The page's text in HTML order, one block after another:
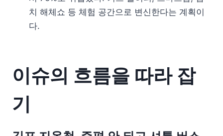
치 해체쇼 등 체험 공간으로 변신한다는 계획이
다.
이슈의 흐름을 따라 잡
기